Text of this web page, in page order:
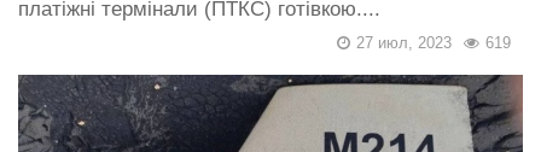
платіжні термінали (ПТКС) готівкою....
619
27 июл, 2023